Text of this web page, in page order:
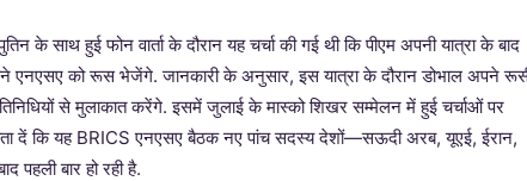
के साथ हुई फोन वार्ता के दौरान यह चर्चा की गई थी कि पीएम अपनी यात्रा के बाद
एनएसए को रूस भेजेंगे. जानकारी के अनुसार, इस यात्रा के दौरान डोभाल अपने
से मुलाकात करेंगे. इसमें जुलाई के मास्को शिखर सम्मेलन में हुई चर्चाओं पर
दें कि यह BRICS एनएसए बैठक नए पांच सदस्य देशों—सऊदी अरब, यूएई, ईरान,
पहली बार हो रही है.